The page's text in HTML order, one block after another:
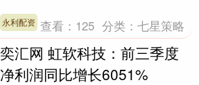
中，中铁(衡阳)....
永利配资 查看： 125 分类：七星策略
奕汇网 虹软科技：前三季度
净利润同比增长6051%